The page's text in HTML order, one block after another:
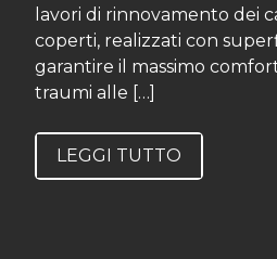
lavori di rinnovamento dei
coperti, realizzati con
garantire il massimo
traumi alle […]
LEGGI TUTTO